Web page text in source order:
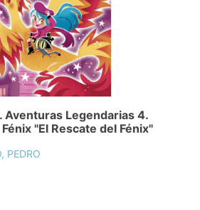
Aventuras Legendarias 4.
"El Rescate del Fénix"
PEDRO